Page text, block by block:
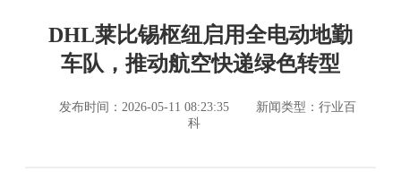
DHL莱比锡枢纽启用全电动地勤
车队，推动航空快递绿色转型
发布时间：2026-05-11 08:23:35
新闻类型：行业百
科